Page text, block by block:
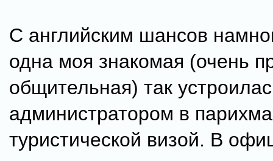
С английским шансов
одна моя знакомая (очень
общительная) так
администратором в
туристической визой. В